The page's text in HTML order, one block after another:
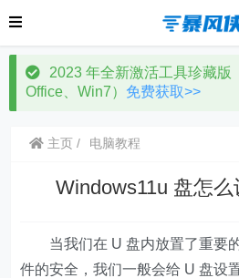
2023 年全新激活工具珍藏版
Office、Win7） 免费获取>>
主页 电脑教程
Windows11u 盘怎
当我们在 U 盘内放置了重要
件的安全，我们一般会给 U 盘设